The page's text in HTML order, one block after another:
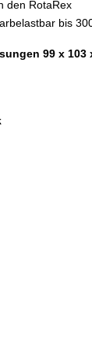
den RotaRex
bis
99 x 103